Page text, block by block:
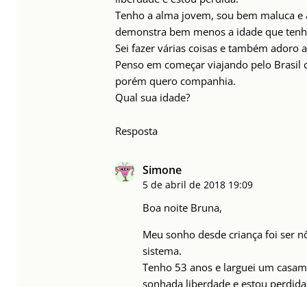
Tenho a alma jovem, sou bem maluca
demonstra bem menos a idade que
Sei fazer várias coisas e também adoro
Penso em começar viajando pelo Brasil
porém quero companhia.
Qual sua idade?
Resposta
Simone
5 de abril de 2018 19:09
Boa noite Bruna,
Meu sonho desde criança foi ser
sistema.
Tenho 53 anos e larguei um
sonhada liberdade e estou